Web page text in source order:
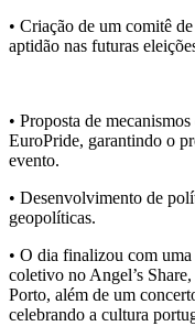
• Criação de um comitê
aptidão nas futuras
• Proposta de mecanismos
EuroPride, garantindo o
evento.
• Desenvolvimento de
geopolíticas.
• O dia finalizou com
coletivo no Angel’s Share
Porto, além de um
celebrando a cultura